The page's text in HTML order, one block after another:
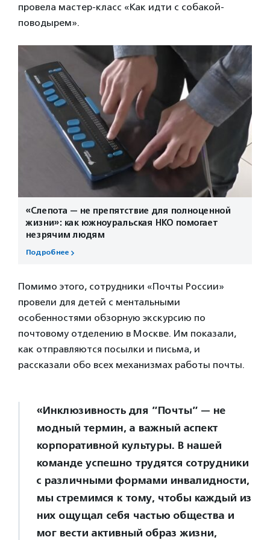
провела мастер-класс «Как идти с собакой-
поводырем».
«Слепота — не препятствие для полноценной
жизни»: как южноуральская НКО помогает
незрячим людям
Подробнее
Помимо этого, сотрудники «Почты России»
провели для детей с ментальными
особенностями обзорную экскурсию по
почтовому отделению в Москве. Им показали,
как отправляются посылки и письма, и
рассказали обо всех механизмах работы почты.
«Инклюзивность для ”Почты” — не
модный термин, а важный аспект
корпоративной культуры. В нашей
команде успешно трудятся сотрудники
с различными формами инвалидности,
мы стремимся к тому, чтобы каждый из
них ощущал себя частью общества и
мог вести активный образ жизни,